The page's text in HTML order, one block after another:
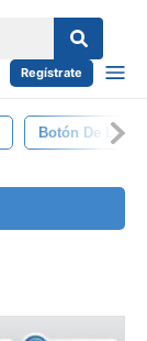
Regístrate
Botón De La